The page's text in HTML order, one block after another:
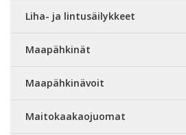
Liha- ja lintusäilykkeet
Maapähkinät
Maapähkinävoit
Maitokaakaojuomat